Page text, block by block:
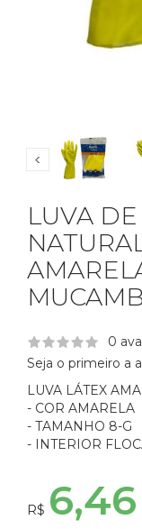
LUVA
0
Seja o primeiro a
LUVA LÁTEX
- COR AMARELA
- TAMANHO 8-G
- INTERIOR
R$ 6,46